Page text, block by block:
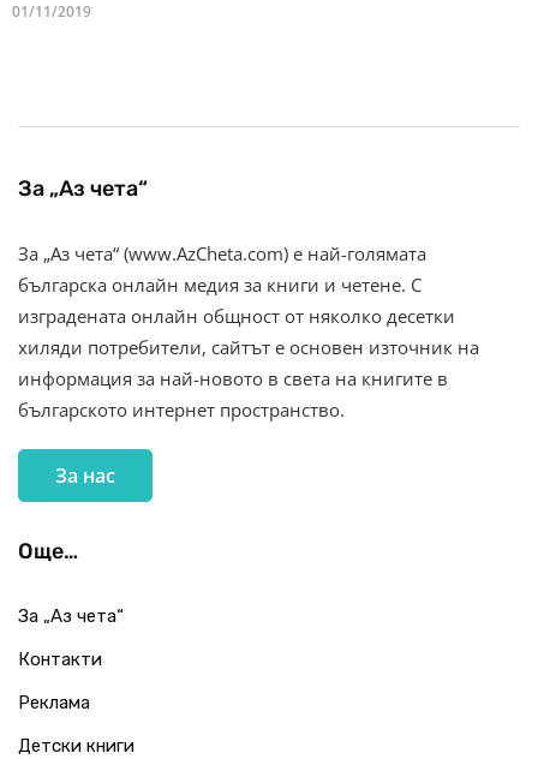
01/11/2019
За „Аз чета“
За „Аз чета“ (www.AzCheta.com) е най-голямата
българска онлайн медия за книги и четене. С
изградената онлайн общност от няколко десетки
хиляди потребители, сайтът е основен източник на
информация за най-новото в света на книгите в
българското интернет пространство.
За нас
Още…
За „Аз чета“
Контакти
Реклама
Детски книги